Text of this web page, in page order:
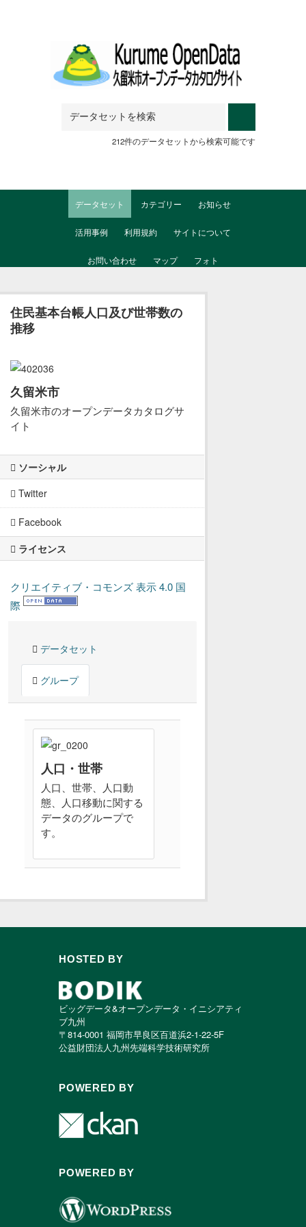
212件のデータセットから検索可能です
データセット カテゴリー お知らせ
活用事例 利用規約 サイトについて
お問い合わせ マップ フォト
住民基本台帳人口及び世帯数の
推移
久留米市
久留米市のオープンデータカタログサ
イト
ソーシャル
Twitter
Facebook
ライセンス
クリエイティブ・コモンズ 表示 4.0 国
際
データセット
グループ
人口・世帯
人口、世帯、人口動
態、人口移動に関する
データのグループで
す。
HOSTED BY
ビッグデータ&オープンデータ・イニシアティ
ブ九州
〒814-0001 福岡市早良区百道浜2-1-22-5F
公益財団法人九州先端科学技術研究所
POWERED BY
POWERED BY